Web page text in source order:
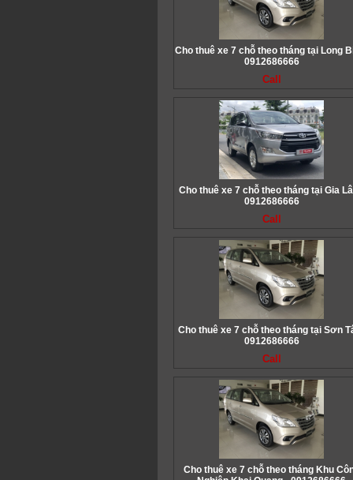
Cho thuê xe 7 chỗ theo tháng tại Long
0912686666
Call
Cho thuê xe 7 chỗ theo tháng tại Gia
0912686666
Call
Cho thuê xe 7 chỗ theo tháng tại Sơn
0912686666
Call
Cho thuê xe 7 chỗ theo tháng Khu